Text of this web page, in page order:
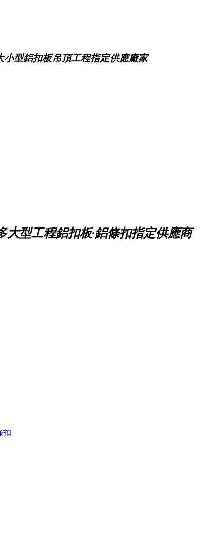
小型鋁扣板吊頂工程指定供應廠家
大型工程鋁扣板·鋁條扣指定供應商
扣